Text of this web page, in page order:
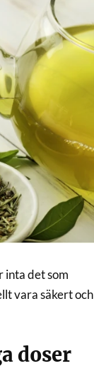
inta det som
vara säkert och
doser